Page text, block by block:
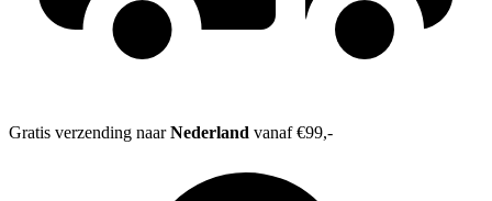
Gratis verzending naarNederland vanaf €99,-